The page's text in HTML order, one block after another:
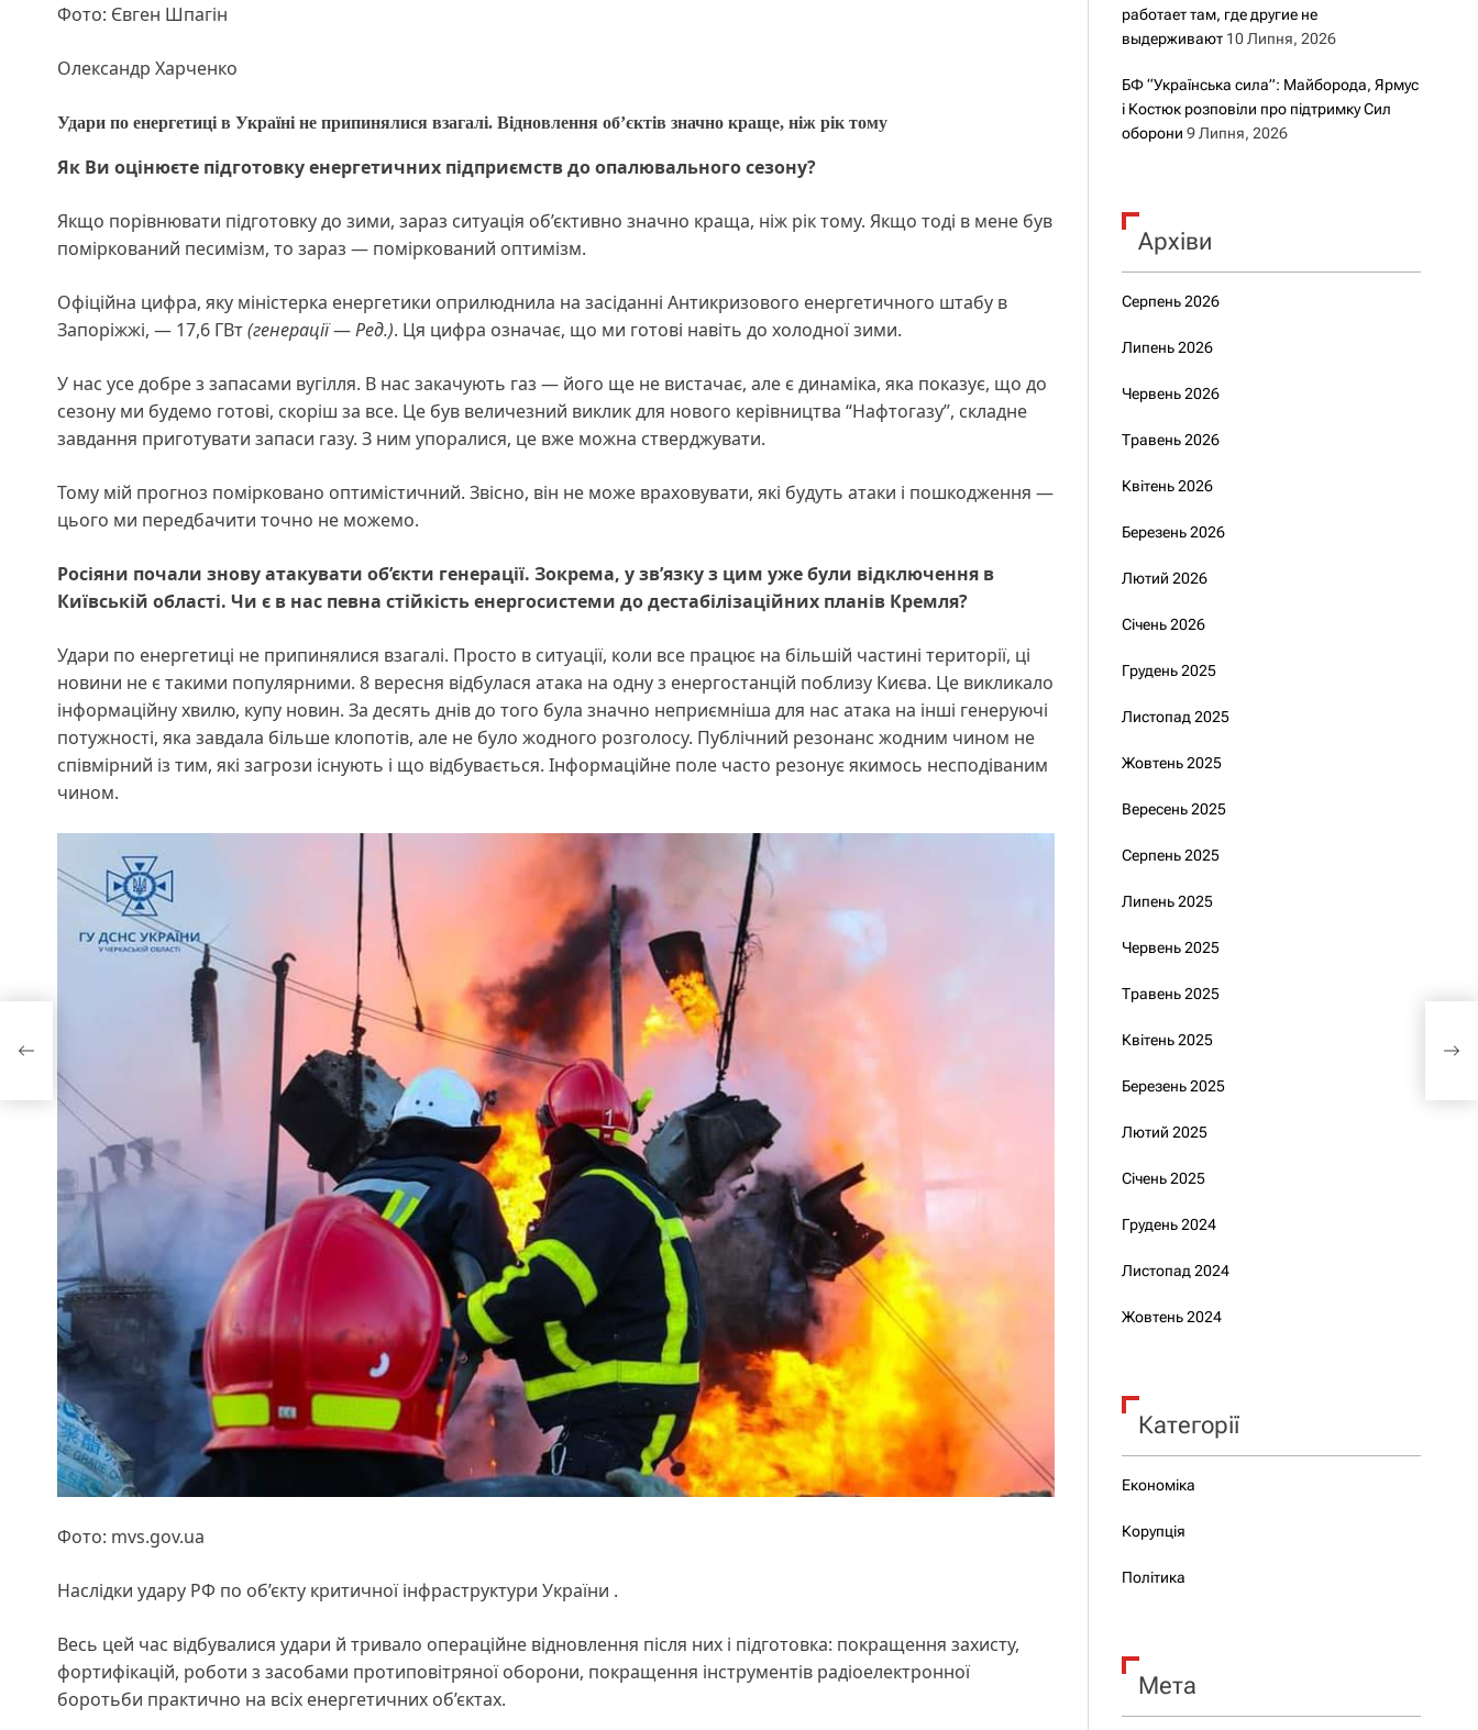
Фото: Євген Шпагін
Олександр Харченко
Удари по енергетиці в Україні не припинялися взагалі. Відновлення об’єктів значно краще, ніж рік тому
Як Ви оцінюєте підготовку енергетичних підприємств до опалювального сезону?
Якщо порівнювати підготовку до зими, зараз ситуація об’єктивно значно краща, ніж рік тому. Якщо тоді в мене був
поміркований песимізм, то зараз — поміркований оптимізм.
Офіційна цифра, яку міністерка енергетики оприлюднила на засіданні Антикризового енергетичного штабу в
Запоріжжі, — 17,6 ГВт(генерації—Ред.). Ця цифра означає, що ми готові навіть до холодної зими.
У нас усе добре з запасами вугілля. В нас закачують газ — його ще не вистачає, але є динаміка, яка показує, що до
сезону ми будемо готові, скоріш за все. Це був величезний виклик для нового керівництва “Нафтогазу”, складне
завдання приготувати запаси газу. З ним упоралися, це вже можна стверджувати.
Тому мій прогноз помірковано оптимістичний. Звісно, він не може враховувати, які будуть атаки і пошкодження —
цього ми передбачити точно не можемо.
Росіяни почали знову атакувати об’єкти генерації. Зокрема, у зв’язку з цим уже були відключення в
Київській області. Чи є в нас певна стійкість енергосистеми до дестабілізаційних планів Кремля?
Удари по енергетиці не припинялися взагалі. Просто в ситуації, коли все працює на більшій частині території, ці
новини не є такими популярними. 8 вересня відбулася атака на одну з енергостанцій поблизу Києва. Це викликало
інформаційну хвилю, купу новин. За десять днів до того була значно неприємніша для нас атака на інші генеруючі
потужності, яка завдала більше клопотів, але не було жодного розголосу. Публічний резонанс жодним чином не
співмірний із тим, які загрози існують і що відбувається. Інформаційне поле часто резонує якимось несподіваним
чином.
Фото: mvs.gov.ua
Наслідки удару РФ по об’єкту критичної інфраструктури України .
Весь цей час відбувалися удари й тривало операційне відновлення після них і підготовка: покращення захисту,
фортифікацій, роботи з засобами протиповітряної оборони, покращення інструментів радіоелектронної
боротьби практично на всіх енергетичних об’єктах.
работает там, где другие не
выдерживают 10 Липня, 2026
БФ “Українська сила”: Майборода, Ярмус
і Костюк розповіли про підтримку Сил
оборони 9 Липня, 2026
Архіви
Серпень 2026
Липень 2026
Червень 2026
Травень 2026
Квітень 2026
Березень 2026
Лютий 2026
Січень 2026
Грудень 2025
Листопад 2025
Жовтень 2025
Вересень 2025
Серпень 2025
Липень 2025
Червень 2025
Травень 2025
Квітень 2025
Березень 2025
Лютий 2025
Січень 2025
Грудень 2024
Листопад 2024
Жовтень 2024
Категорії
Економіка
Корупція
Політика
Мета
6